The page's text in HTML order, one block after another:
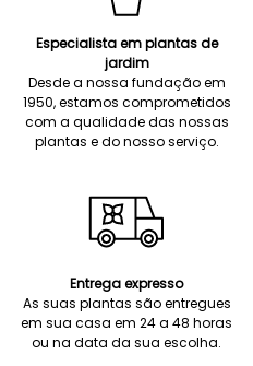
Especialista em plantas de
jardim
Desde a nossa fundação em
1950, estamos comprometidos
com a qualidade das nossas
plantas e do nosso serviço.
Entrega expresso
As suas plantas são entregues
em sua casa em 24 a 48 horas
ou na data da sua escolha.